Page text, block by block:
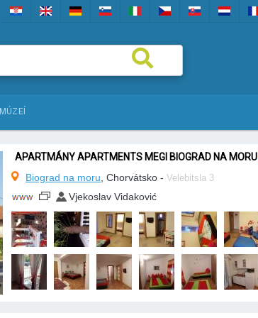
MÚZEÍ
APARTMÁNY APARTMENTS MEGI BIOGRAD NA MORU
Biograd na moru , Chorvátsko - Velebitsla 3
Vjekoslav Vidaković